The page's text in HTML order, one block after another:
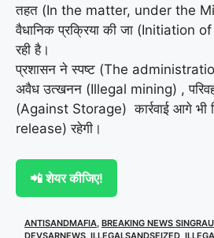
तहत (In the matter, under the
वैधानिक प्रक्रिया की जा (Initiation
रही है।
प्रशासन ने स्पष्ट (The
अवैध उत्खनन (Illegal mining) ,
(Against Storage) कार्रवाई आगे भी
release) रहेगी।
📲 शेयर कीजिए!
ANTISANDMAFIA, BREAKING NEWS
DEVSARNEWS, ILLEGALSANDSEIZED,